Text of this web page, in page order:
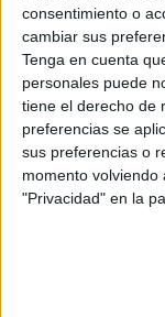
consentimiento o
cambiar sus
Tenga en cuenta
personales puede
tiene el derecho de
preferencias se
sus preferencias o
momento volviendo
"Privacidad" en la
Porque tardan una
que fuese mucho
alguien esta en la
Inicio
Etiquetas: